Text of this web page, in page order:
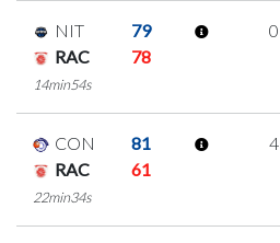
NIT
79
RAC
78
14min54s
0
CON
81
RAC
61
22min34s
4